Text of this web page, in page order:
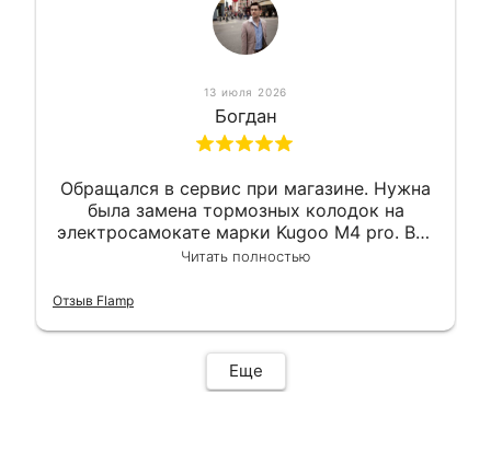
13 июля 2026
Богдан
Обращался в сервис при магазине. Нужна
была замена тормозных колодок на
электросамокате марки Kugoo M4 pro. Всё
сделали в лучшем виде и в максимально
гарантии, поэтому и обратился в этот
Читать полностью
Отзыв Flamp
Еще